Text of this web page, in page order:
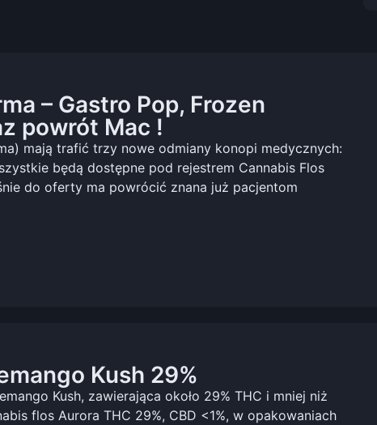
– Gastro Pop, Frozen
powrót Mac !
mają trafić trzy nowe odmiany konopi medycznych:
będą dostępne pod rejestrem Cannabis Flos
do oferty ma powrócić znana już pacjentom
Kush 29%
Kush, zawierająca około 29% THC i mniej niż
flos Aurora THC 29%, CBD <1%, w opakowaniach